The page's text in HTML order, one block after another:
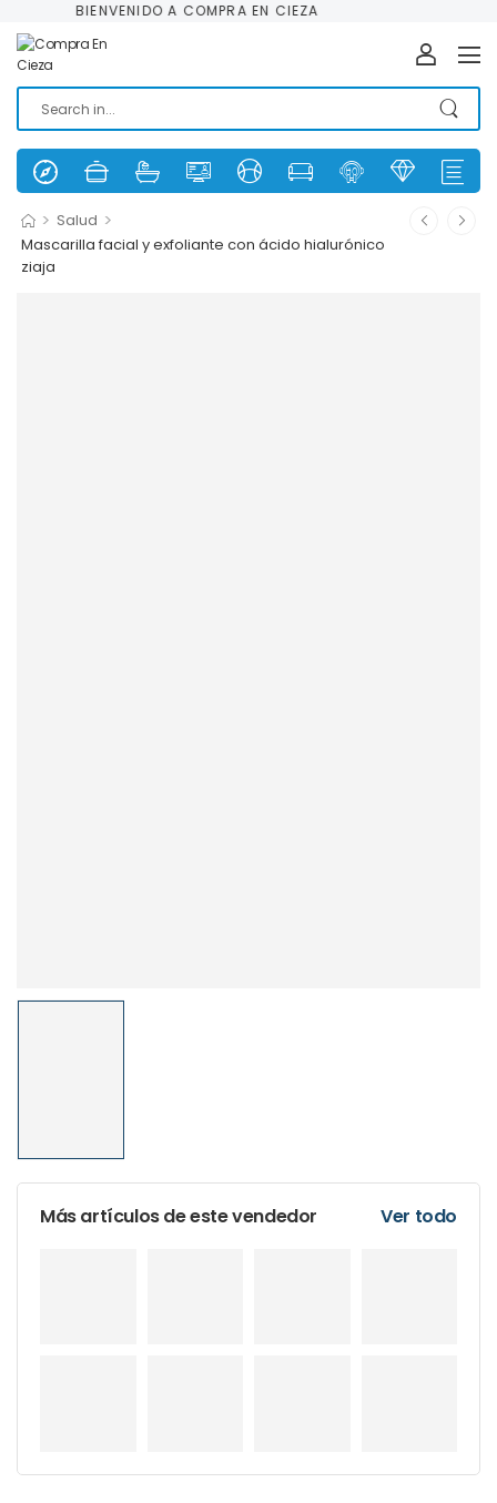
BIENVENIDO A COMPRA EN CIEZA
> Salud >
Mascarilla facial y exfoliante con ácido hialurónico
ziaja
Más artículos de este vendedor Ver todo